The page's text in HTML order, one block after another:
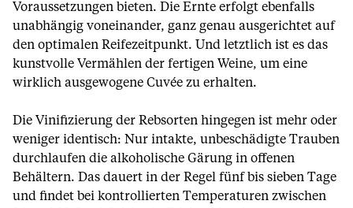
Voraussetzungen bieten. Die Ernte erfolgt ebenfalls
unabhängig voneinander, ganz genau ausgerichtet auf
den optimalen Reifezeitpunkt. Und letztlich ist es das
kunstvolle Vermählen der fertigen Weine, um eine
wirklich ausgewogene Cuvée zu erhalten.
Die Vinifizierung der Rebsorten hingegen ist mehr oder
weniger identisch: Nur intakte, unbeschädigte Trauben
durchlaufen die alkoholische Gärung in offenen
Behältern. Das dauert in der Regel fünf bis sieben Tage
und findet bei kontrollierten Temperaturen zwischen